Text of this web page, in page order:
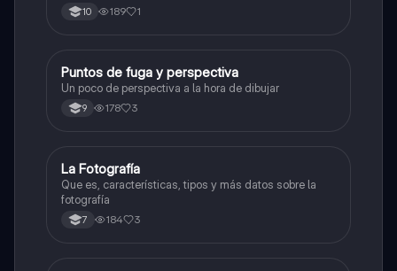
10 189 1
Artes
Puntos de fuga y perspectiva
Un poco de perspectiva a la hora de dibujar
9 178 3
Artes
La Fotografía
Que es, características, tipos y más datos sobre la
fotografía
7 184 3